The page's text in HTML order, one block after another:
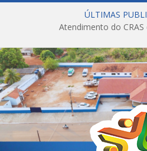
ÚLTIMAS
Atendimento do CRAS